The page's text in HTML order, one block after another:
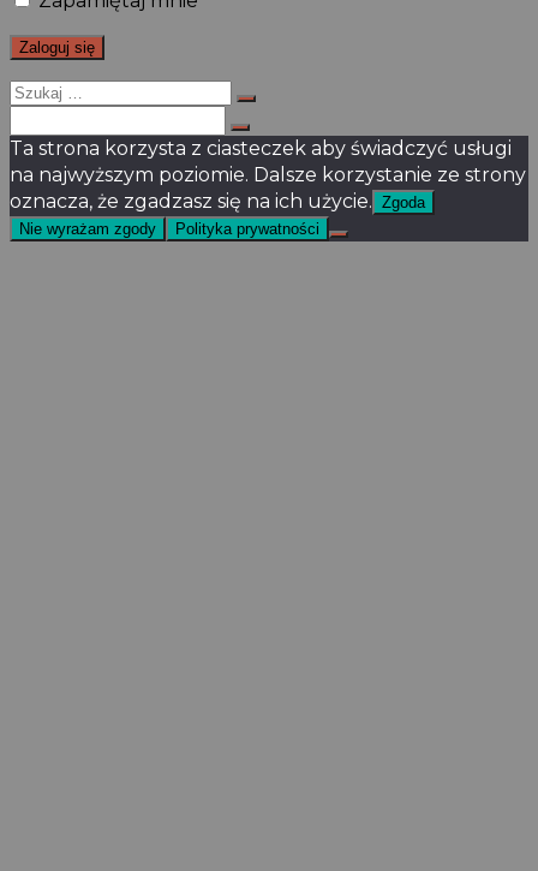
Szukaj
dla:
Ta strona korzysta z ciasteczek aby świadczyć usługi
na najwyższym poziomie. Dalsze korzystanie ze strony
oznacza, że zgadzasz się na ich użycie. Zgoda
Nie wyrażam zgody
Polityka prywatności